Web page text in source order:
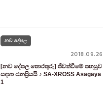
නව දේපල
2018.09.26
[නව දේපල තොරතුරු] ජීවත්වීමේ පහසුව
සඳහා ජනප්‍රියයි ♪ SA-XROSS Asagaya
1